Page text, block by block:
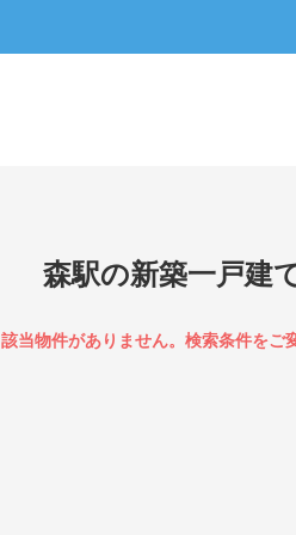
森駅の新築一戸建
該当物件がありません。検索条件をご